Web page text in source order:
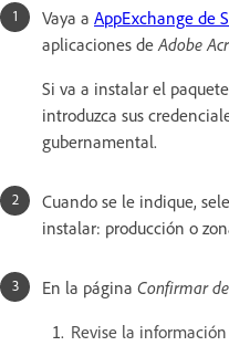
Vaya a AppExchange de
aplicaciones deAdobe
Si va a instalar el
introduzca sus
gubernamental.
Cuando se le indique,
instalar: producción o
En la página Confirmar
Revise la